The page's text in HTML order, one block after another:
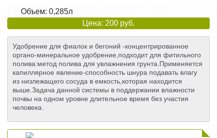
Объем: 0,285л
Цена: 200 руб.
Удобрение для фиалок и бегоний -концентрированное
органо-минеральное удобрение,подходит для фитильного
полива:метод полива для увлажнения грунта.Применяется
капиллярное явление-способность шнура подавать влагу
из низлежащего сосуда в емкость,которая находится
выше.Задача данной системы в поддержании влажности
почвы на одном уровне длительное время без участия
человека.